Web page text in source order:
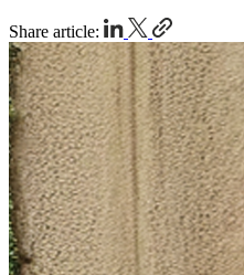
Share article: